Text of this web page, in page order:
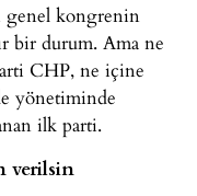
genel kongrenin
bir durum. Ama ne
CHP, ne içine
yönetiminde
ilk parti.
verilsin